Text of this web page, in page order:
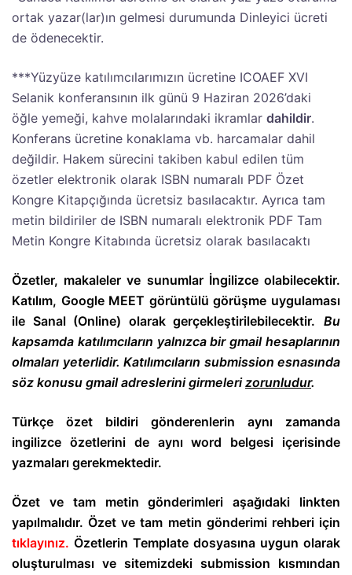
ortak yazar(lar)ın gelmesi durumunda Dinleyici ücreti
de ödenecektir.
***Yüzyüze katılımcılarımızın ücretine ICOAEF XVI
Selanik konferansının ilk günü 9 Haziran 2026’daki
öğle yemeği, kahve molalarındaki ikramlar dahildir.
Konferans ücretine konaklama vb. harcamalar dahil
değildir. Hakem sürecini takiben kabul edilen tüm
özetler elektronik olarak ISBN numaralı PDF Özet
Kongre Kitapçığında ücretsiz basılacaktır. Ayrıca tam
metin bildiriler de ISBN numaralı elektronik PDF Tam
Metin Kongre Kitabında ücretsiz olarak basılacaktı
Özetler, makaleler ve sunumlar İngilizce olabilecektir.
Katılım, Google MEET görüntülü görüşme uygulaması
ile Sanal (Online) olarakgerçekleştirilebilecektir.
Bu
kapsamda katılımcıların yalnızca bir gmail hesaplarının
olmaları yeterlidir. Katılımcıların submission esnasında
söz konusu gmail adreslerini girmelerizorunludur.
Türkçe özet bildiri gönderenlerin aynı zamanda
ingilizce özetlerini de aynı word belgesi içerisinde
yazmaları gerekmektedir.
Özet ve tam metin gönderimleri aşağıdaki linkten
yapılmalıdır. Özet ve tam metin gönderimi rehberi için
tıklayınız. Özetlerin Template dosyasına uygun olarak
oluşturulması ve sitemizdeki submission kısmından